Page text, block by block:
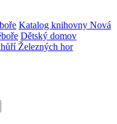
Katalog knihovny Nová
Dětský domov
Železných hor